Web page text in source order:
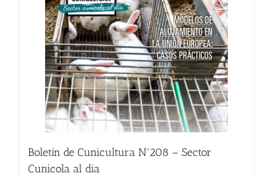
Hazte Socio
Contactar
WooCommerce My Account
WooCommerce Cart
Boletín de Cunicultura Nº208 – Sector
Cunicola al dia